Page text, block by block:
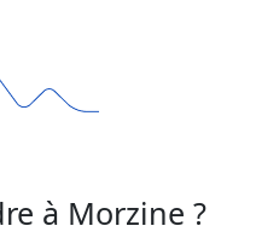
à Morzine ?